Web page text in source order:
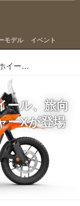
モデル イベント
低シートにキャストホイール、旅向けKTM 390アドベンチャーXが登場
ール、旅向
ーXが登場